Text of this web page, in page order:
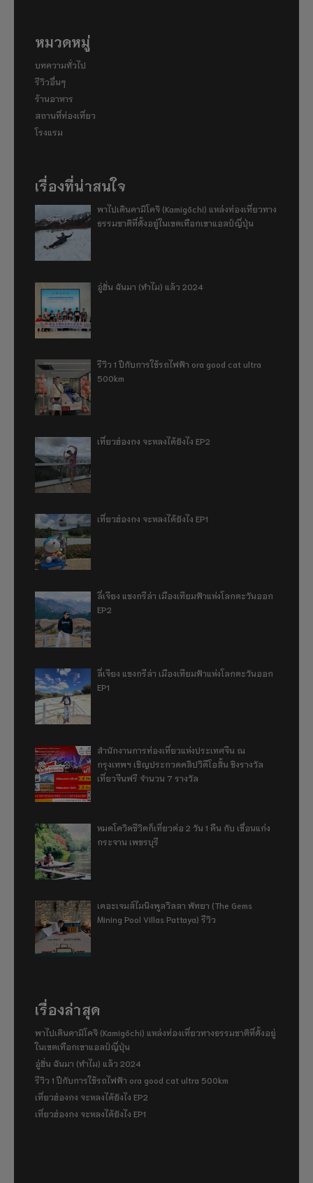
หมวดหมู่
บทความทั่วไป
รีวิวอื่นๆ
ร้านอาหาร
สถานที่ท่องเที่ยว
โรงแรม
เรื่องที่น่าสนใจ
พาไปเดินคามิโคจิ (Kamigōchi) แหล่งท่องเที่ยวทาง
ธรรมชาติที่ตั้งอยู่ในเขตเทือกเขาแอลป์ญี่ปุ่น
อู่ฮั่น ฉันมา (ทำไม) แล้ว 2024
รีวิว 1 ปีกับการใช้รถไฟฟ้า ora good cat ultra
500km
เที่ยวฮ่องกง จะหลงได้ยังไง EP2
เที่ยวฮ่องกง จะหลงได้ยังไง EP1
ลี่เจียง แชงกรีล่า เมืองเทียมฟ้าแห่งโลกตะวันออก
EP2
ลี่เจียง แชงกรีล่า เมืองเทียมฟ้าแห่งโลกตะวันออก
EP1
สำนักงานการท่องเที่ยวแห่งประเทศจีน ณ
กรุงเทพฯ เชิญประกวดคลิปวิดีโอสั้น ชิงรางวัล
เที่ยวจีนฟรี จำนวน 7 รางวัล
หมดโควิดชีวิตก็เที่ยวต่อ 2 วัน 1 คืน กับ เขื่อนแก่ง
กระจาน เพชรบุรี
เดอะเจมส์ไมนิงพูลวิลลา พัทยา (The Gems
Mining Pool Villas Pattaya) รีวิว
เรื่องล่าสุด
พาไปเดินคามิโคจิ (Kamigōchi) แหล่งท่องเที่ยวทางธรรมชาติที่ตั้งอยู่
ในเขตเทือกเขาแอลป์ญี่ปุ่น
อู่ฮั่น ฉันมา (ทำไม) แล้ว 2024
รีวิว 1 ปีกับการใช้รถไฟฟ้า ora good cat ultra 500km
เที่ยวฮ่องกง จะหลงได้ยังไง EP2
เที่ยวฮ่องกง จะหลงได้ยังไง EP1